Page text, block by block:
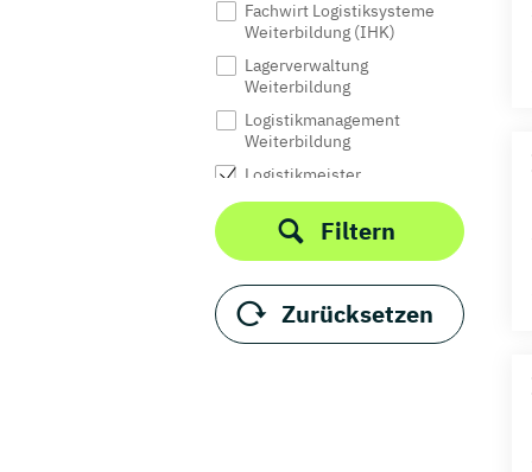
Fachwirt Logistiksysteme
Weiterbildung (IHK)
Lagerverwaltung
Weiterbildung
Logistikmanagement
Weiterbildung
Logistikmeister
Logistik-Ökonom
Weiterbildung (VWA)
Logistikrecht Weiterbildung
Maritime Logistik
Weiterbildung
Filtern
Zurücksetzen